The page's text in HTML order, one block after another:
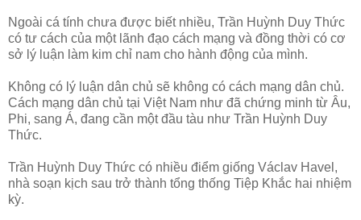
Ngoài cá tính chưa được biết nhiều, Trần Huỳnh Duy Thức
có tư cách của một lãnh đạo cách mạng và đồng thời có cơ
sở lý luận làm kim chỉ nam cho hành động của mình.
Không có lý luận dân chủ sẽ không có cách mạng dân chủ.
Cách mạng dân chủ tại Việt Nam như đã chứng minh từ Âu,
Phi, sang Á, đang cần một đầu tàu như Trần Huỳnh Duy
Thức.
Trần Huỳnh Duy Thức có nhiều điểm giống Václav Havel,
nhà soạn kịch sau trở thành tổng thống Tiệp Khắc hai nhiệm
kỳ.